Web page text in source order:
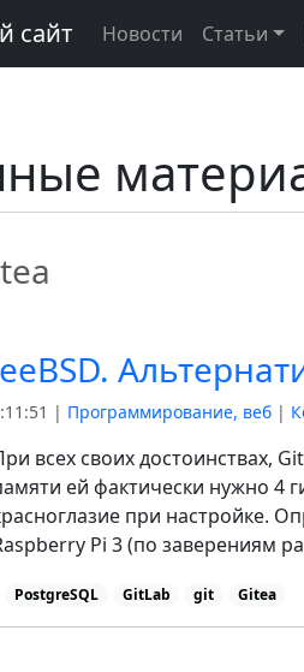
сайт Новости Статьи
| Программирование, веб |
всех своих достоинствах,
ей фактически нужно 4
при настройке.
Pi 3 (по заверениям
PostgreSQL GitLab git Gitea